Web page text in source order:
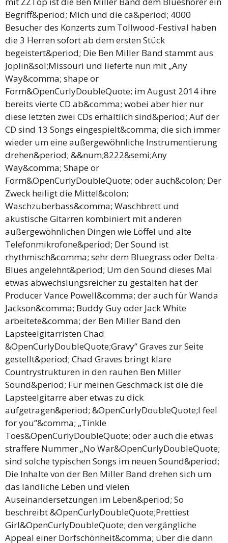
Begriff&period; Mich und die ca&period; 4000
Besucher des Konzerts zum Tollwood-Festival haben
die 3 Herren sofort ab dem ersten Stück
begeistert&period; Die Ben Miller Band stammt aus
Joplin&sol;Missouri und lieferte nun mit „Any
Way&comma; shape or
Form&OpenCurlyDoubleQuote; im August 2014 ihre
bereits vierte CD ab&comma; wobei aber hier nur
diese letzten zwei CDs erhältlich sind&period; Auf der
CD sind 13 Songs eingespielt&comma; die sich immer
wieder um eine außergewöhnliche Instrumentierung
drehen&period; &&num;8222&semi;Any
Way&comma; Shape or
Form&OpenCurlyDoubleQuote; oder auch&colon; Der
Zweck heiligt die Mittel&colon;
Waschzuberbass&comma; Waschbrett und
akustische Gitarren kombiniert mit anderen
außergewöhnlichen Dingen wie Löffel und alte
Telefonmikrofone&period; Der Sound ist
rhythmisch&comma; sehr dem Bluegrass oder Delta-
Blues angelehnt&period; Um den Sound dieses Mal
etwas abwechslungsreicher zu gestalten hat der
Producer Vance Powell&comma; der auch für Wanda
Jackson&comma; Buddy Guy oder Jack White
arbeitete&comma; der Ben Miller Band den
Lapsteelgitarristen Chad
&OpenCurlyDoubleQuote;Gravy” Graves zur Seite
gestellt&period; Chad Graves bringt klare
Countrystrukturen in den rauhen Ben Miller
Sound&period; Für meinen Geschmack ist die die
Lapsteelgitarre aber etwas zu dick
aufgetragen&period; &OpenCurlyDoubleQuote;I feel
for you”&comma; „Tinkle
Toes&OpenCurlyDoubleQuote; oder auch die etwas
straffere Nummer „No War&OpenCurlyDoubleQuote;
sind solche typischen Songs im neuen Sound&period;
Die Inhalte von der Ben Miller Band drehen sich um
das ländliche Leben und vielen
Auseinandersetzungen im Leben&period; So
beschreibt &OpenCurlyDoubleQuote;Prettiest
Girl&OpenCurlyDoubleQuote; den vergängliche
Appeal einer Dorfschönheit&comma; über die dann